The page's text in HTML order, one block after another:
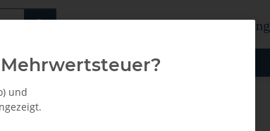
Fachshop für die Holzverarbeitung
Mehrwertsteuer?
und